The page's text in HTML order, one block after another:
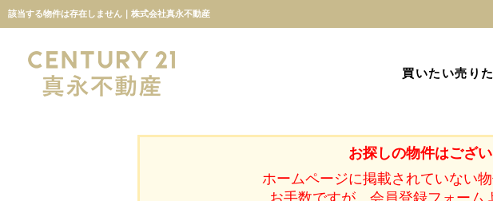
該当する物件は存在しません｜株式会社真永不動産
買いたい売り
お探しの物件はござい
ホームページに掲載されていない
お手数ですが、会員登録フォーム